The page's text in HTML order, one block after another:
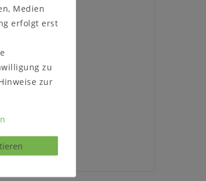
abgesetzt
Medien
erfolgt erst
zu
zur